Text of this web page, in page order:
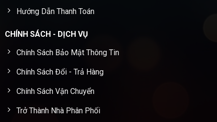
Hướng Dẫn Thanh Toán
CHÍNH SÁCH - DỊCH VỤ
Chính Sách Bảo Mật Thông Tin
Chính Sách Đổi - Trả Hàng
Chính Sách Vận Chuyển
Trở Thành Nhà Phân Phối